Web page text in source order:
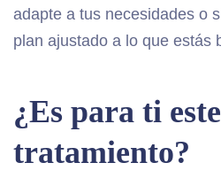
adapte a tus necesidades o
plan ajustado a lo que estás
¿Es para ti este
tratamiento?